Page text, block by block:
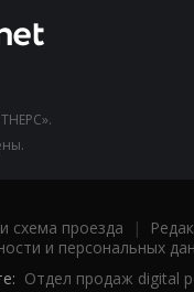
схема проезда |
и персональных
Отдел продаж digital